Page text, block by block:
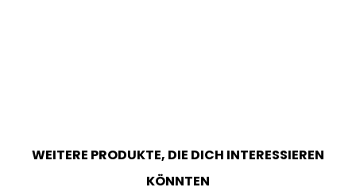
WEITERE PRODUKTE, DIE DICH INTERESSIEREN
KÖNNTEN